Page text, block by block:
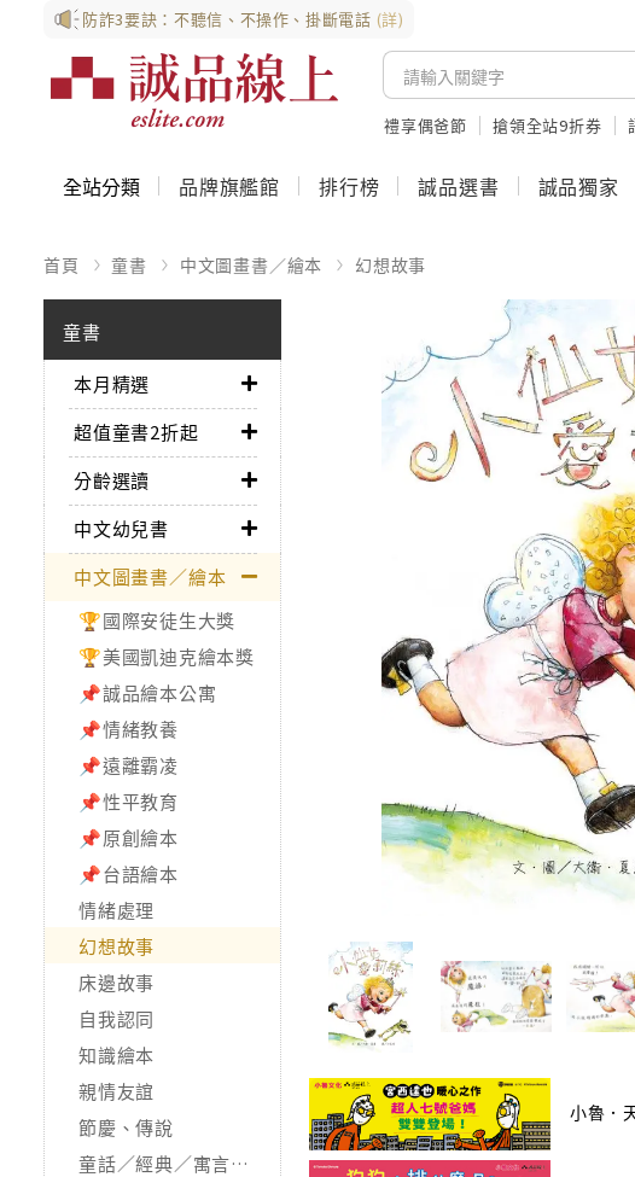
防詐3要訣：不聽信、不操作、掛斷電話 (詳)
禮享偶爸節 搶領全站9折券
全站分類 品牌旗艦館 排行榜 誠品選書 誠品獨家
首頁 童書 中文圖畫書／繪本 幻想故事
童書
本月精選
超值童書2折起
分齡選讀
中文幼兒書
中文圖畫書／繪本
🏆國際安徒生大獎
🏆美國凱迪克繪本獎
📌誠品繪本公寓
📌情緒教養
📌遠離霸凌
📌性平教育
📌原創繪本
📌台語繪本
情緒處理
幻想故事
床邊故事
自我認同
知識繪本
親情友誼
節慶、傳說
童話／經典／寓言故事
小魯．